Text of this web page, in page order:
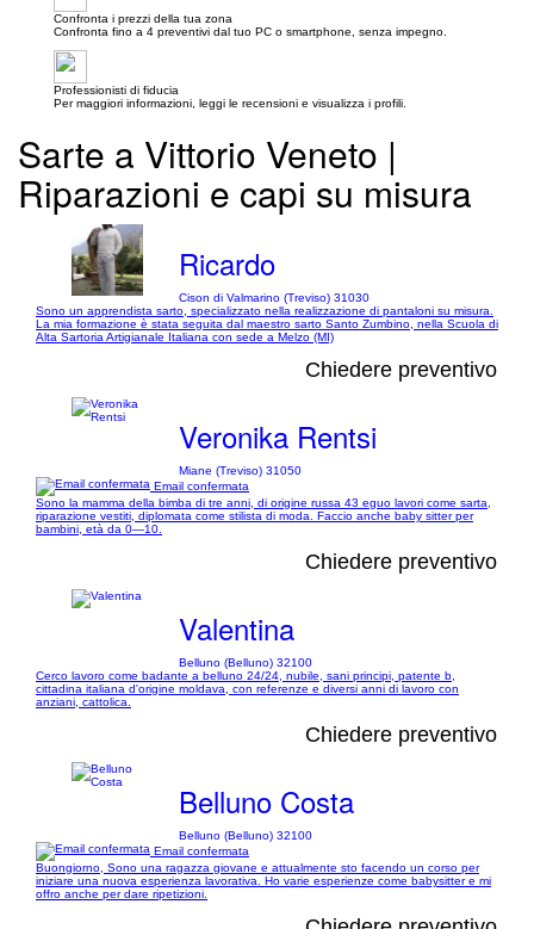
Confronta i prezzi della tua zona
Confronta fino a 4 preventivi dal tuo PC o smartphone, senza impegno.
Professionisti di fiducia
Per maggiori informazioni, leggi le recensioni e visualizza i profili.
Sarte a Vittorio Veneto |
Riparazioni e capi su misura
Ricardo
Cison di Valmarino (Treviso) 31030
Sono un apprendista sarto, specializzato nella realizzazione di pantaloni su misura.
La mia formazione è stata seguita dal maestro sarto Santo Zumbino, nella Scuola di
Alta Sartoria Artigianale Italiana con sede a Melzo (MI)
Chiedere preventivo
Veronika Rentsi
Miane (Treviso) 31050
Email confermata
Sono la mamma della bimba di tre anni, di origine russa 43 eguo lavori come sarta,
riparazione vestiti, diplomata come stilista di moda. Faccio anche baby sitter per
bambini, età da 0—10.
Chiedere preventivo
Valentina
Belluno (Belluno) 32100
Cerco lavoro come badante a belluno 24/24, nubile, sani principi, patente b,
cittadina italiana d'origine moldava, con referenze e diversi anni di lavoro con
anziani, cattolica.
Chiedere preventivo
Belluno Costa
Belluno (Belluno) 32100
Email confermata
Buongiorno, Sono una ragazza giovane e attualmente sto facendo un corso per
iniziare una nuova esperienza lavorativa. Ho varie esperienze come babysitter e mi
offro anche per dare ripetizioni.